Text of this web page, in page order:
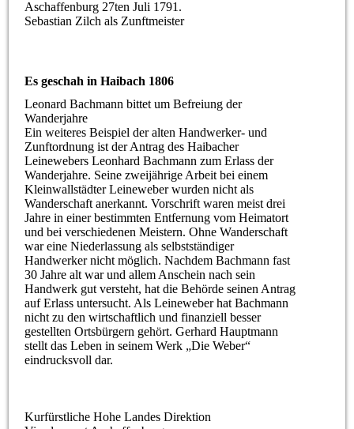
Aschaffenburg 27ten Juli 1791.
Sebastian Zilch als Zunftmeister
Es geschah in Haibach 1806
Leonard Bachmann bittet um Befreiung der
Wanderjahre
Ein weiteres Beispiel der alten Handwerker- und
Zunftordnung ist der Antrag des Haibacher
Leinewebers Leonhard Bachmann zum Erlass der
Wanderjahre. Seine zweijährige Arbeit bei einem
Kleinwallstädter Leineweber wurden nicht als
Wanderschaft anerkannt. Vorschrift waren meist drei
Jahre in einer bestimmten Entfernung vom Heimatort
und bei verschiedenen Meistern. Ohne Wanderschaft
war eine Niederlassung als selbstständiger
Handwerker nicht möglich. Nachdem Bachmann fast
30 Jahre alt war und allem Anschein nach sein
Handwerk gut versteht, hat die Behörde seinen Antrag
auf Erlass untersucht. Als Leineweber hat Bachmann
nicht zu den wirtschaftlich und finanziell besser
gestellten Ortsbürgern gehört. Gerhard Hauptmann
stellt das Leben in seinem Werk „Die Weber“
eindrucksvoll dar.
Kurfürstliche Hohe Landes Direktion